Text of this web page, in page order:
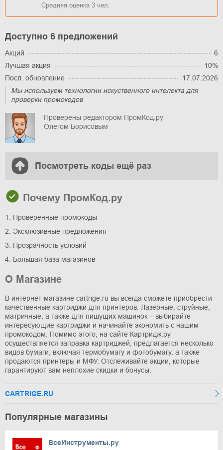
Средняя оценка 3 чел.
Доступно 6 предложений
Акций
6
Лучшая акция
10%
Посл. обновление
17.07.2026
Мы используем технологии искуственного интелекта для
проверки промокодов
Проверены редактором ПромКод.ру
Олегом Борисовым
Посмотреть коды ещё раз
Почему ПромКод.ру
1. Проверенные промокоды
2. Эксклюзивные предложения
3. Прозрачность условий
4. Большая база магазинов
О Магазине
В интернет-магазине cartrige.ru вы всегда сможете приобрести
качественные картриджи для принтеров. Лазерные, струйные,
матричные, а также для пишущих машинок – выбирайте
интересующие картриджи и начинайте экономить с нашим
промокодом. Помимо этого, на сайте Картридж.ру
осуществляется заправка картриджей, предлагается несколько
видов бумаги, включая термобумагу и фотобумагу, а также
продаются принтеры и МФУ. Отслеживайте акции, которые
гарантируют вам неплохие скидки и бонусы.
CARTRIGE.RU
Популярные магазины
ВсеИнструменты.ру